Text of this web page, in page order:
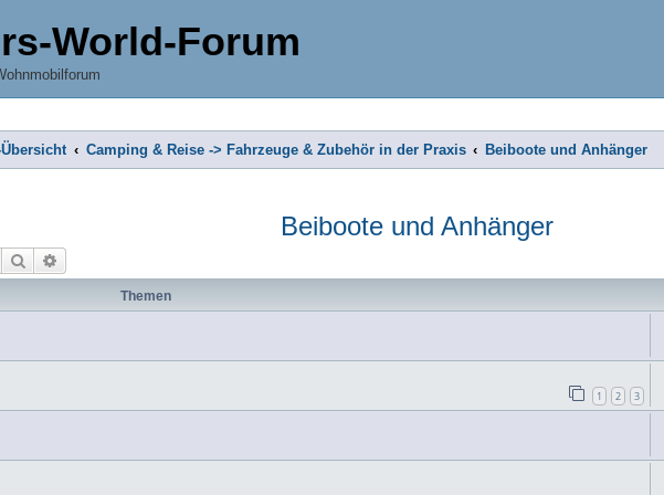
World-Forum
Camping & Reise -> Fahrzeuge & Zubehör in der Praxis
Beiboote und Anhänger
Beiboote und Anhänger
Suche
Themen
1 2 3